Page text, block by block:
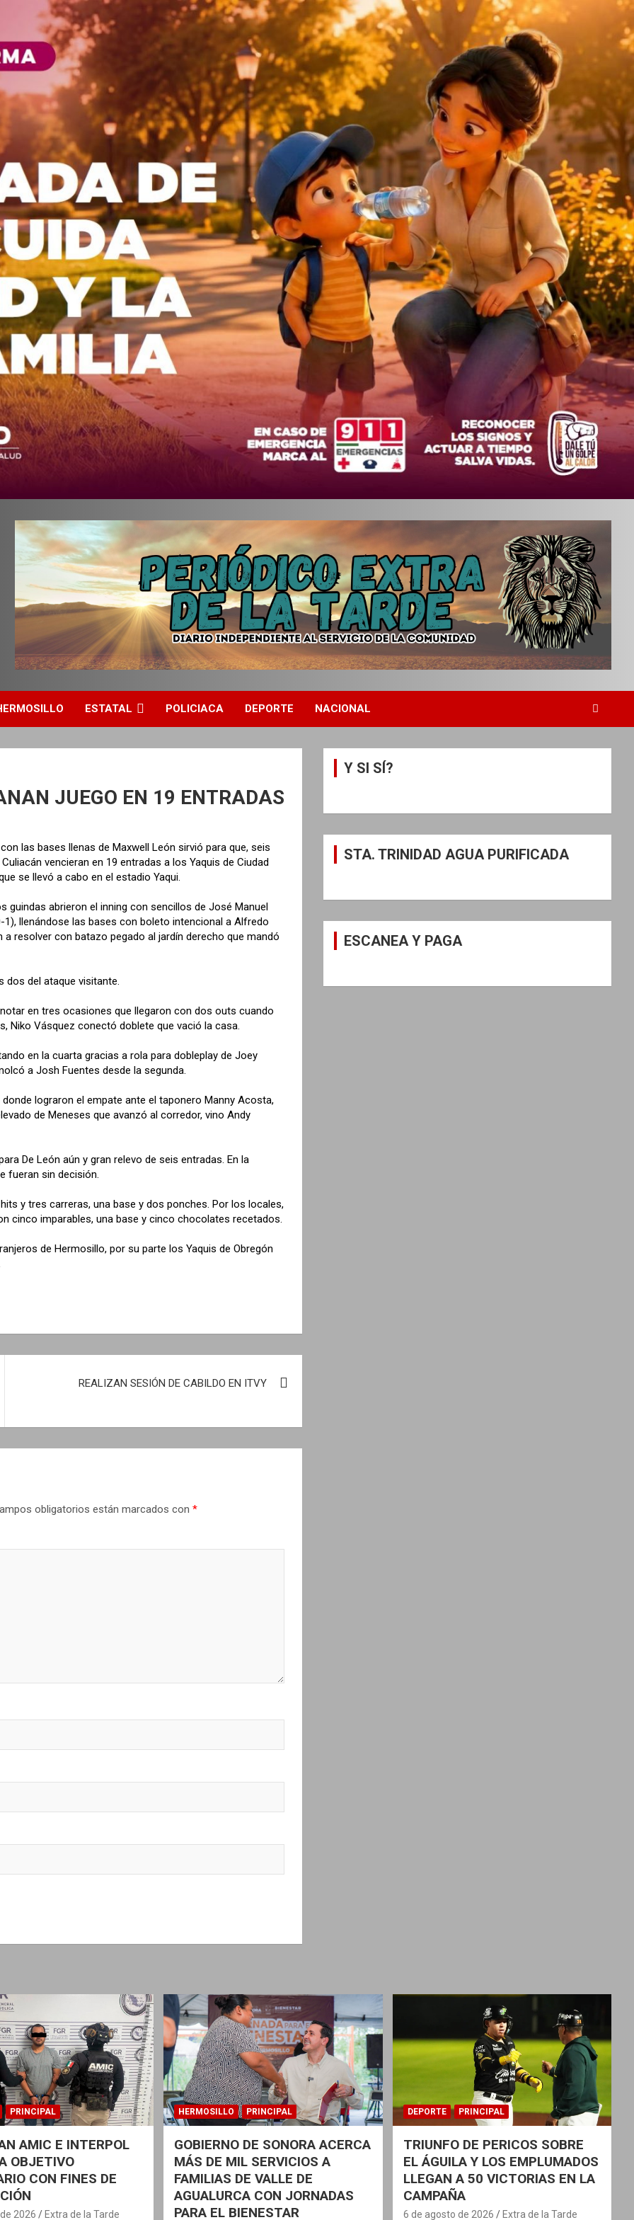
ESTATAL POLICIACA DEPORTE NACIONAL
JUEGO EN 19 ENTRADAS
las bases llenas de Maxwell León sirvió para que, seis
vencieran en 19 entradas a los Yaquis de Ciudad
se llevó a cabo en el estadio Yaqui.
guindas abrieron el inning con sencillos de José Manuel
llenándose las bases con boleto intencional a Alfredo
resolver con batazo pegado al jardín derecho que mandó
dos del ataque visitante.
en tres ocasiones que llegaron con dos outs cuando
Niko Vásquez conectó doblete que vació la casa.
en la cuarta gracias a rola para dobleplay de Joey
a Josh Fuentes desde la segunda.
lograron el empate ante el taponero Manny Acosta,
de Meneses que avanzó al corredor, vino Andy
De León aún y gran relevo de seis entradas. En la
fueran sin decisión.
y tres carreras, una base y dos ponches. Por los locales,
cinco imparables, una base y cinco chocolates recetados.
de Hermosillo, por su parte los Yaquis de Obregón
REALIZAN SESIÓN DE CABILDO EN ITVY
obligatorios están marcados con *
Y SI SÍ?
STA. TRINIDAD AGUA PURIFICADA
ESCANEA Y PAGA
PRINCIPAL
AMIC E INTERPOL
OBJETIVO
CON FINES DE
2026 Extra de la Tarde
HERMOSILLO PRINCIPAL
GOBIERNO DE SONORA ACERCA
MÁS DE MIL SERVICIOS A
FAMILIAS DE VALLE DE
AGUALURCA CON JORNADAS
PARA EL BIENESTAR
DEPORTE PRINCIPAL
TRIUNFO DE PERICOS SOBRE
EL ÁGUILA Y LOS EMPLUMADOS
LLEGAN A 50 VICTORIAS EN LA
CAMPAÑA
6 de agosto de 2026 Extra de la Tarde